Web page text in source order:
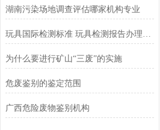
湖南污染场地调查评估哪家机构专业
玩具国际检测标准 玩具检测报告办理机构
为什么要进行矿山“三废”的实施
危废鉴别的鉴定范围
广西危险废物鉴别机构